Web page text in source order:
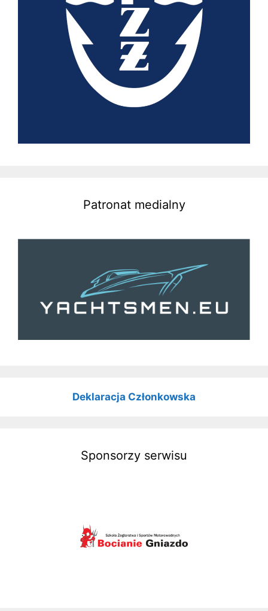
Patronat medialny
Deklaracja Członkowska
Sponsorzy serwisu